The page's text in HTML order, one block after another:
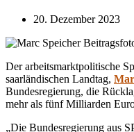
20. Dezember 2023
Der arbeitsmarktpolitische
saarländischen Landtag,
Bundesregierung, die
mehr als fünf Milliarden
„Die Bundesregierung aus